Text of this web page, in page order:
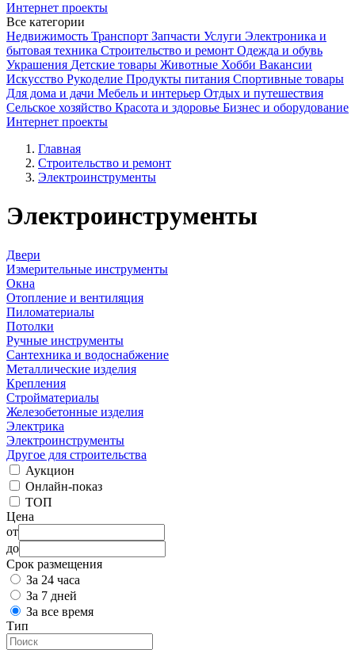
Интернет проекты
Все категории
Недвижимость Транспорт Запчасти Услуги Электроника и
бытовая техника Строительство и ремонт Одежда и обувь
Украшения Детские товары Животные Хобби Вакансии
Искусство Рукоделие Продукты питания Спортивные товары
Для дома и дачи Мебель и интерьер Отдых и путешествия
Сельское хозяйство Красота и здоровье Бизнес и оборудование
Интернет проекты
Главная
Строительство и ремонт
Электроинструменты
Электроинструменты
Двери
Измерительные инструменты
Окна
Отопление и вентиляция
Пиломатериалы
Потолки
Ручные инструменты
Сантехника и водоснабжение
Металлические изделия
Крепления
Стройматериалы
Железобетонные изделия
Электрика
Электроинструменты
Другое для строительства
Аукцион
Онлайн-показ
ТОП
Цена
от
до
Срок размещения
За 24 часа
За 7 дней
За все время
Тип